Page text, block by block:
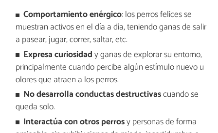
Comportamiento enérgico: los perros felices se
muestran activos en el día a día, teniendo ganas de salir
a pasear, jugar, correr, saltar, etc.
Expresa curiosidady ganas de explorar su entorno,
principalmente cuando percibe algún estímulo nuevo u
olores que atraen a los perros.
No desarrolla conductas destructivascuando se
queda solo.
Interactúa con otros perrosy personas de forma